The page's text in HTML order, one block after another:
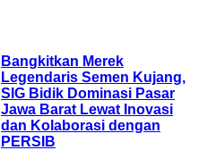
Bangkitkan Merek
Legendaris Semen Kujang,
SIG Bidik Dominasi Pasar
Jawa Barat Lewat Inovasi
dan Kolaborasi dengan
PERSIB